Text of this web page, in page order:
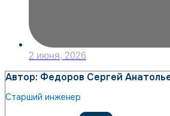
2 июня, 2026
Автор: Федоров Сергей
Старший инженер